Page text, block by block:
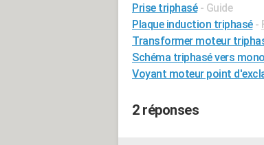
Prise triphasé - Guide
Plaque induction triphasé -
Transformer moteur
Schéma triphasé vers
Voyant moteur point
2 réponses